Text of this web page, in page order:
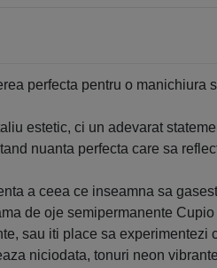
perfecta pentru o manichiura
estetic, ci un adevarat
nuanta perfecta care sa
a ceea ce inseamna sa
de oje semipermanente
sau iti place sa
niciodata, tonuri neon